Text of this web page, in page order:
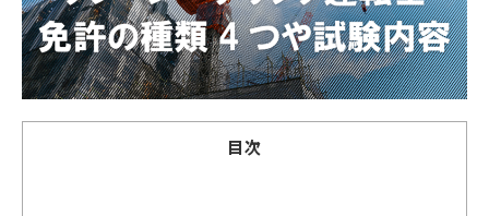
目次